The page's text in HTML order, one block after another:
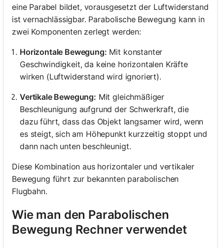
eine Parabel bildet, vorausgesetzt der Luftwiderstand
ist vernachlässigbar. Parabolische Bewegung kann in
zwei Komponenten zerlegt werden:
Horizontale Bewegung: Mit konstanter
Geschwindigkeit, da keine horizontalen Kräfte
wirken (Luftwiderstand wird ignoriert).
Vertikale Bewegung: Mit gleichmäßiger
Beschleunigung aufgrund der Schwerkraft, die
dazu führt, dass das Objekt langsamer wird, wenn
es steigt, sich am Höhepunkt kurzzeitig stoppt und
dann nach unten beschleunigt.
Diese Kombination aus horizontaler und vertikaler
Bewegung führt zur bekannten parabolischen
Flugbahn.
Wie man den Parabolischen
Bewegung Rechner verwendet